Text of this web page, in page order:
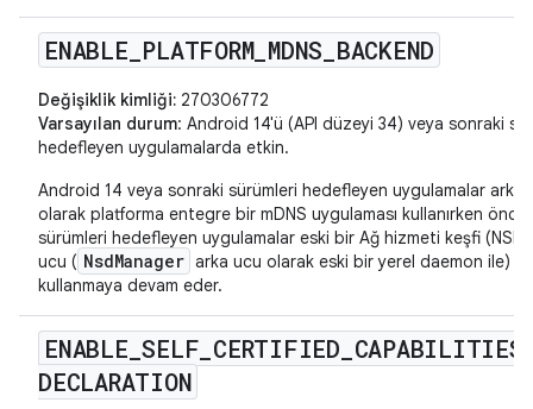
ENABLE PLATFORM_ MDNS BACKEND
Değişiklik kimliği: 270306772
Varsayılan durum: Android 14'ü (API düzeyi 34) veya sonraki
hedefleyen uygulamalarda etkin.
Android 14 veya sonraki sürümleri hedefleyen uygulamalar arka
olarak platforma entegre bir mDNS uygulaması kullanırken
sürümleri hedefleyen uygulamalar eski bir Ağ hizmeti keşfi
ucu ( NsdManager arka ucu olarak eski bir yerel daemon ile)
kullanmaya devam eder.
ENABLE _SELF CERTIFIED CAPABILITIES
DECLARATION